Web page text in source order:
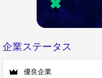
企業ステータス
優良企業